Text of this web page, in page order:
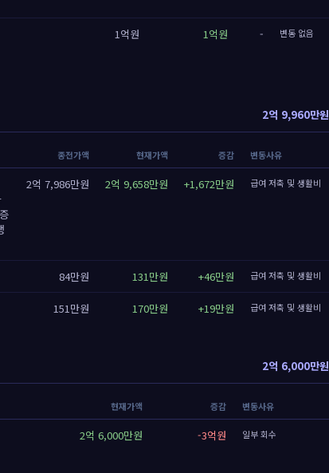
1억원 1억원 - 변동 없음
2억 9,960만원
종전가액 현재가액 증감 변동사유
2억 7,986만원 2억 9,658만원 +1,672만원 급여 저축 및 생활비
84만원 131만원 +46만원 급여 저축 및 생활비
151만원 170만원 +19만원 급여 저축 및 생활비
2억 6,000만원
현재가액 증감 변동사유
2억 6,000만원 -3억원 일부 회수